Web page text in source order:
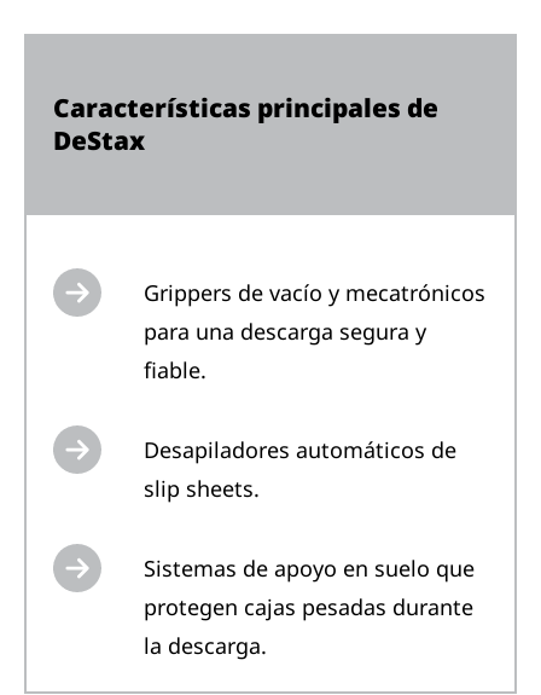
Características principales de
DeStax
Grippers de vacío y mecatrónicos
para una descarga segura y
fiable.
Desapiladores automáticos de
slip sheets.
Sistemas de apoyo en suelo que
protegen cajas pesadas durante
la descarga.